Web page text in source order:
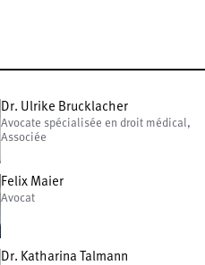
Dr. Ulrike Brucklacher
Avocate spécialisée en droit médical,
Associée
Felix Maier
Avocat
Dr. Katharina Talmann